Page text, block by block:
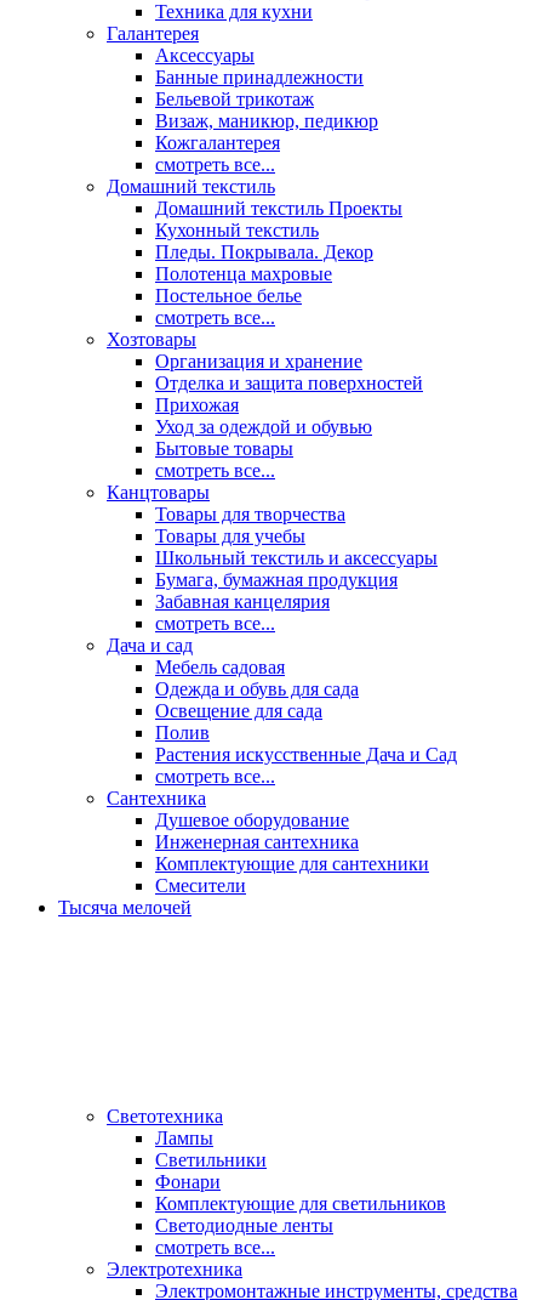
Техника для кухни
Галантерея
Аксессуары
Банные принадлежности
Бельевой трикотаж
Визаж, маникюр, педикюр
Кожгалантерея
смотреть все...
Домашний текстиль
Домашний текстиль Проекты
Кухонный текстиль
Пледы. Покрывала. Декор
Полотенца махровые
Постельное белье
смотреть все...
Хозтовары
Организация и хранение
Отделка и защита поверхностей
Прихожая
Уход за одеждой и обувью
Бытовые товары
смотреть все...
Канцтовары
Товары для творчества
Товары для учебы
Школьный текстиль и аксессуары
Бумага, бумажная продукция
Забавная канцелярия
смотреть все...
Дача и сад
Мебель садовая
Одежда и обувь для сада
Освещение для сада
Полив
Растения искусственные Дача и Сад
смотреть все...
Сантехника
Душевое оборудование
Инженерная сантехника
Комплектующие для сантехники
Смесители
Тысяча мелочей
Светотехника
Лампы
Светильники
Фонари
Комплектующие для светильников
Светодиодные ленты
смотреть все...
Электротехника
Электромонтажные инструменты, средства